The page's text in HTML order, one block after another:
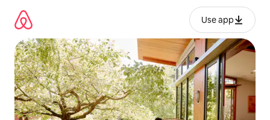
เนื้อหา
Use app